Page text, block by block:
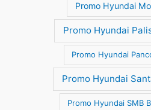
Promo Hyundai
Promo Hyundai
Promo Hyundai
Promo Hyundai
Promo Hyundai SMB